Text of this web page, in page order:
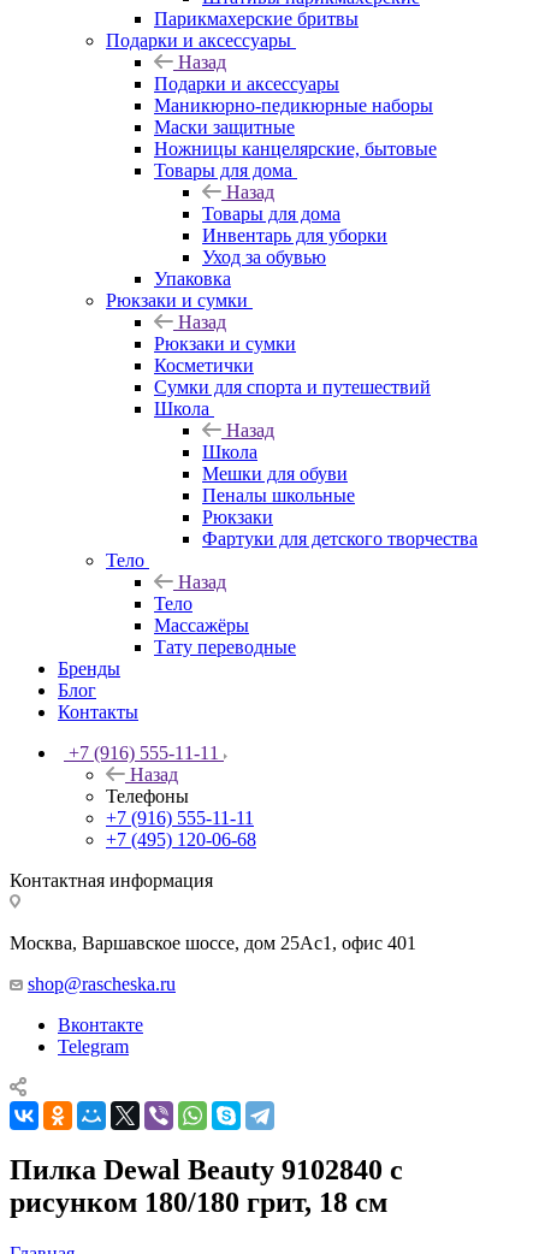
Парикмахерские бритвы
Подарки и аксессуары
Назад
Подарки и аксессуары
Маникюрно-педикюрные наборы
Маски защитные
Ножницы канцелярские, бытовые
Товары для дома
Назад
Товары для дома
Инвентарь для уборки
Уход за обувью
Упаковка
Рюкзаки и сумки
Назад
Рюкзаки и сумки
Косметички
Сумки для спорта и путешествий
Школа
Назад
Школа
Мешки для обуви
Пеналы школьные
Рюкзаки
Фартуки для детского творчества
Тело
Назад
Тело
Массажёры
Тату переводные
Бренды
Блог
Контакты
+7 (916) 555-11-11
Назад
Телефоны
+7 (916) 555-11-11
+7 (495) 120-06-68
Контактная информация
Москва, Варшавское шоссе, дом 25Аc1, офис 401
shop@rascheska.ru
Вконтакте
Telegram
Пилка Dewal Beauty 9102840 с
рисунком 180/180 грит, 18 см